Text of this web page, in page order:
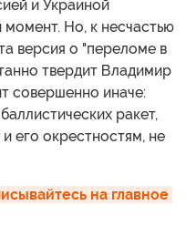
и Украиной
Но, к несчастью
версия о "переломе в
твердит Владимир
совершенно иначе:
ракет,
его окрестностям, не
на главное